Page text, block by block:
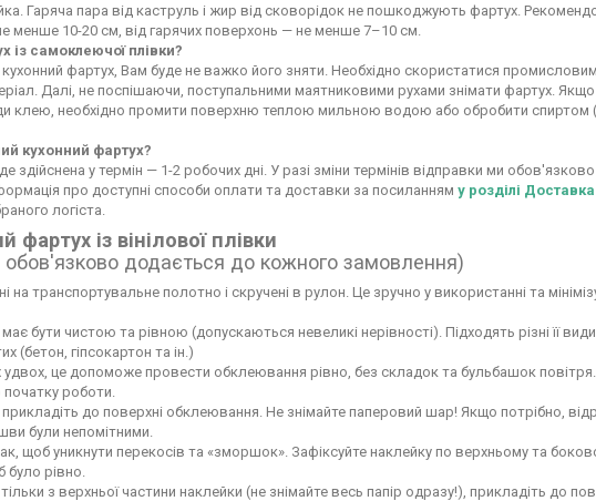
Гаряча пара від каструль і жир від сковорідок не пошкоджують фартух.
менше 10-20 см, від гарячих поверхонь — не менше 7–10 см.
із самоклеючої плівки?
фартух, Вам буде не важко його зняти. Необхідно скористатися
Далі, не поспішаючи, поступальними маятниковими рухами знімати фартух. Якщо
клею, необхідно промити поверхню теплою мильною водою або обробити спиртом
кухонний фартух?
здійснена у термін — 1-2 робочих дні. У разі зміни термінів відправки ми
про доступні способи оплати та доставки за посиланням у розділі
логіста.
фартух із вінілової плівки
обов'язково додається до кожного замовлення)
на транспортувальне полотно і скручені в рулон. Це зручно у використанні та
бути чистою та рівною (допускаються невеликі нерівності). Підходять різні її
(бетон, гіпсокартон та ін.)
удвох, це допоможе провести обклеювання рівно, без складок та бульбашок
роботи.
прикладіть до поверхні обклеювання. Не знімайте паперовий шар! Якщо потрібно,
були непомітними.
щоб уникнути перекосів та «зморшок». Зафіксуйте наклейку по верхньому та
рівно.
з верхньої частини наклейки (не знімайте весь папір одразу!), прикладіть до